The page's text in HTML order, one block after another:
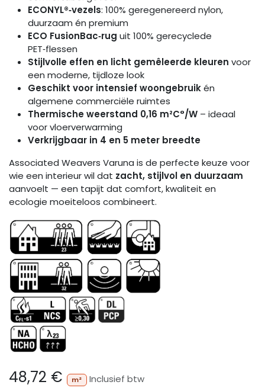
ECONYL®‑vezels: 100% geregenereerd nylon,
duurzaam én premium
ECO FusionBac‑rug uit 100% gerecyclede
PET‑flessen
Stijlvolle effen en licht gemêleerde kleuren voor
een moderne, tijdloze look
Geschikt voor intensief woongebruikén
algemene commerciële ruimtes
Thermische weerstand 0,16 m²C°/W – ideaal
voor vloerverwarming
Verkrijgbaar in 4 en 5 meter breedte
Associated Weavers Varuna is de perfecte keuze voor
wie een interieur wil dat zacht, stijlvol en duurzaam
aanvoelt — een tapijt dat comfort, kwaliteit en
ecologie moeiteloos combineert.
48,72 € m² Inclusief btw